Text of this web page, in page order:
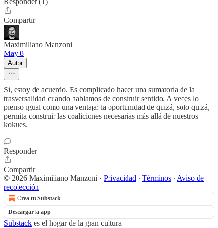
Responder (1)
Compartir
Maximiliano Manzoni
May 8
Autor
Si, estoy de acuerdo. Es complicado hacer una sumatoria de la
trasversalidad cuando hablamos de construir sentido. A veces lo
pienso igual como una ventaja: la oportunidad de quizá, solo quizá,
permita construir las coaliciones necesarias más allá de nuestros
kokues.
Responder
Compartir
© 2026 Maximiliano Manzoni · Privacidad ∙ Términos ∙ Aviso de
recolección
Crea tu Substack
Descargar la app
Substack es el hogar de la gran cultura